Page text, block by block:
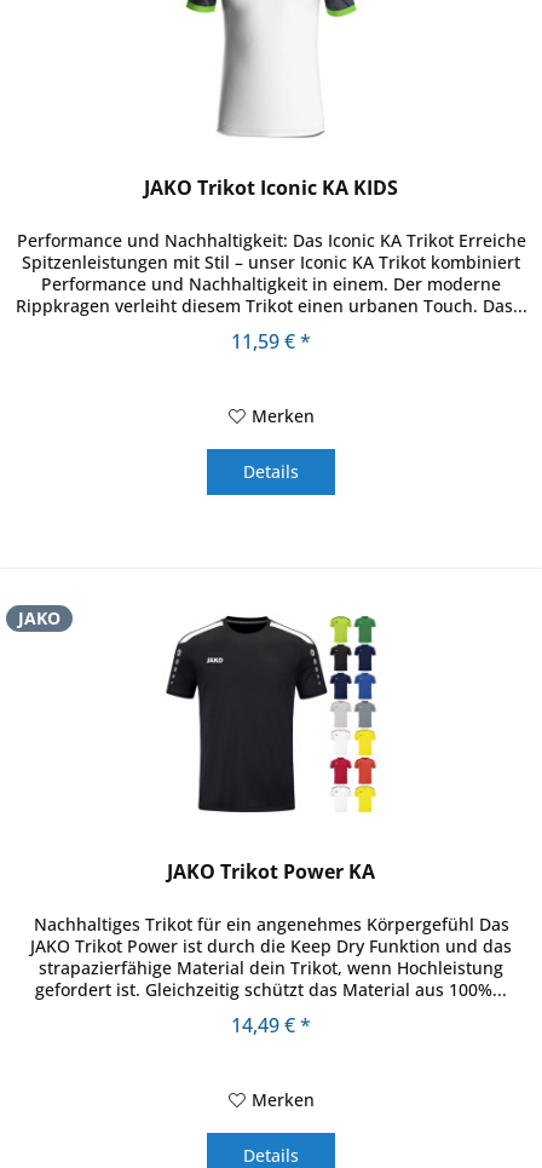
JAKO Trikot Iconic KA KIDS
Performance und Nachhaltigkeit: Das Iconic KA Trikot Erreiche
Spitzenleistungen mit Stil – unser Iconic KA Trikot kombiniert
Performance und Nachhaltigkeit in einem. Der moderne
Rippkragen verleiht diesem Trikot einen urbanen Touch. Das...
11,59 € *
Merken
Details
JAKO
JAKO Trikot Power KA
Nachhaltiges Trikot für ein angenehmes Körpergefühl Das
JAKO Trikot Power ist durch die Keep Dry Funktion und das
strapazierfähige Material dein Trikot, wenn Hochleistung
gefordert ist. Gleichzeitig schützt das Material aus 100%...
14,49 € *
Merken
Details